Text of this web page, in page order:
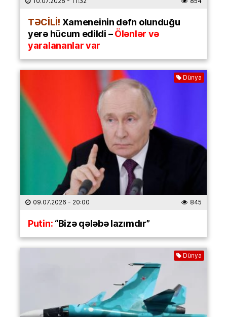
TƏCİLİ!Xameneinin dəfn olunduğu
yerə hücum edildi –Ölənlər və
yaralananlar var
Dünya
09.07.2026 - 20:00 845
Putin:“Bizə qələbə lazımdır”
Dünya